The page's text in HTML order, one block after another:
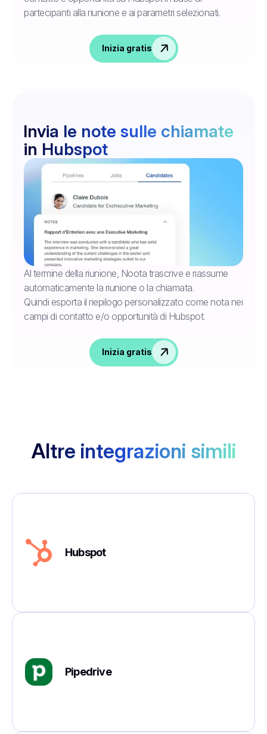
partecipanti alla riunione e ai parametri selezionati.
Inizia gratis
Invia le note sulle chiamate
in Hubspot
Al termine della riunione, Noota trascrive e riassume
automaticamente la riunione o la chiamata.
Quindi esporta il riepilogo personalizzato come nota nei
campi di contatto e/o opportunità di Hubspot.
Inizia gratis
Altre integrazioni simili
Hubspot
Pipedrive